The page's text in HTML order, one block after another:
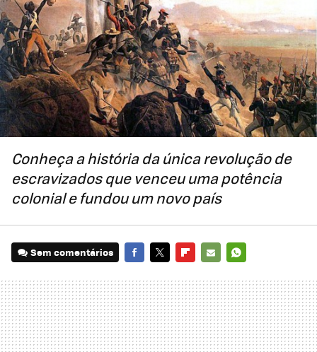
Conheça a história da única revolução de
escravizados que venceu uma potência
colonial e fundou um novo país
Sem comentários
MAIL